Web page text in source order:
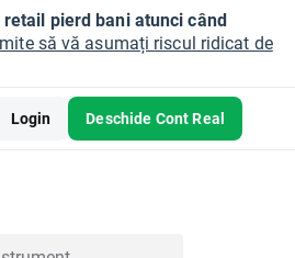
pierd bani atunci când
să vă asumați riscul ridicat de
Login Deschide Cont Real